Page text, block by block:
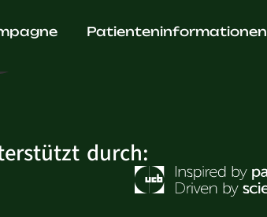
Patienteninformationen
durch: